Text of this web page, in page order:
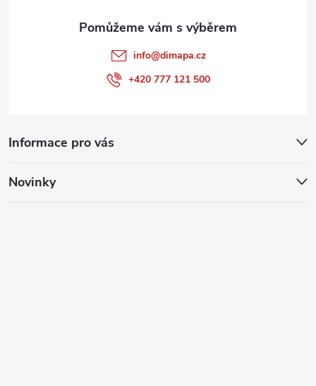
Informace pro vás
Novinky
info@dimapa.cz
+420 777 121 500